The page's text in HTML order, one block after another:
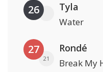
26 Tyla
Water
27
21
Rondé
Break My